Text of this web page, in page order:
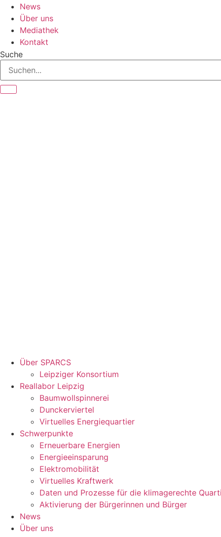
News
Über uns
Mediathek
Kontakt
Suche
Über SPARCS
Leipziger Konsortium
Reallabor Leipzig
Baumwollspinnerei
Dunckerviertel
Virtuelles Energiequartier
Schwerpunkte
Erneuerbare Energien
Energieeinsparung
Elektromobilität
Virtuelles Kraftwerk
Daten und Prozesse für die klimagerechte
Aktivierung der Bürgerinnen und Bürger
News
Über uns